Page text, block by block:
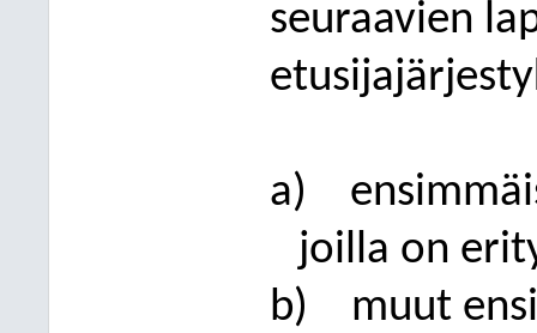
seuraavien
a)
joilla on
b)
muut